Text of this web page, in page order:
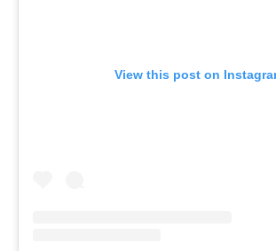
View this post on